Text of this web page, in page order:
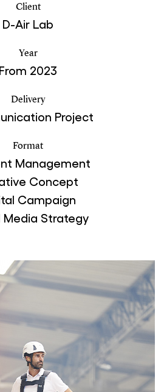
Client
D-Air Lab
Year
From 2023
Delivery
Project
Format
Management
Concept
Campaign
Media Strategy